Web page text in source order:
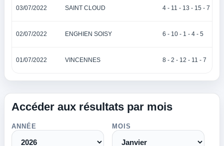
03/07/2022 SAINT CLOUD 4 - 11 - 13 - 15 - 7
02/07/2022 ENGHIEN SOISY 6 - 10 - 1 - 4 - 5
01/07/2022 VINCENNES 8 - 2 - 12 - 11 - 7
Accéder aux résultats par mois
ANNÉE MOIS